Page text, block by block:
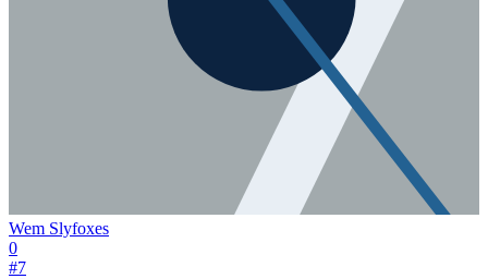
Wem Slyfoxes
0
#7